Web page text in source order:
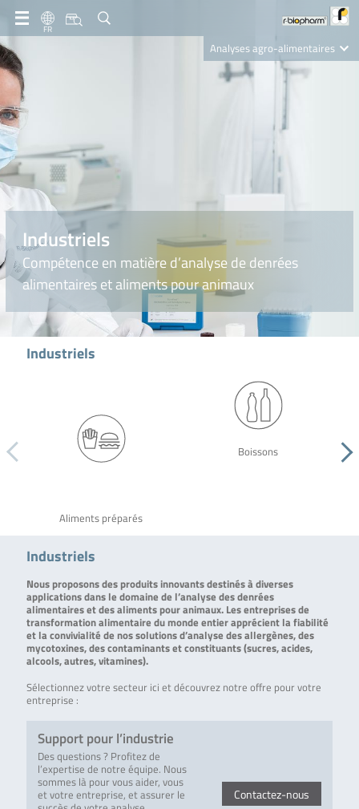
FR
Analyses agro-alimentaires
Diagnostics
Nutrition Care
Industriels
Compétence en matière d’analyse de denrées
alimentaires et aliments pour animaux
Industriels
Aliments préparés
Boissons
Industriels
Nous proposons des produits innovants destinés à diverses
applications dans le domaine de l’analyse des denrées
alimentaires et des aliments pour animaux. Les entreprises de
transformation alimentaire du monde entier apprécient la fiabilité
et la convivialité de nos solutions d’analyse des allergènes, des
mycotoxines, des contaminants et constituants (sucres, acides,
alcools, autres, vitamines).
Sélectionnez votre secteur ici et découvrez notre offre pour votre
entreprise :
Support pour l’industrie
Des questions ? Profitez de
l’expertise de notre équipe. Nous
sommes là pour vous aider, vous
et votre entreprise, et assurer le
Contactez-nous